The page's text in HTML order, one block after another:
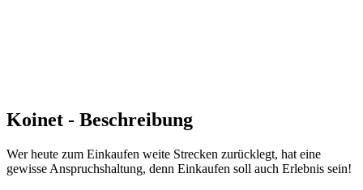
Koinet - Beschreibung
Wer heute zum Einkaufen weite Strecken zurücklegt, hat eine
gewisse Anspruchshaltung, denn Einkaufen soll auch Erlebnis sein!